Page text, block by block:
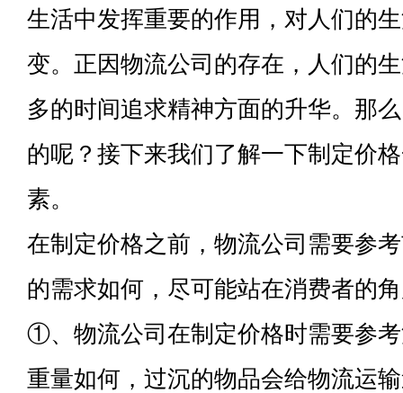
生活中发挥重要的作用，对人们的
变。正因物流公司的存在，人们的
多的时间追求精神方面的升华。那
的呢？接下来我们了解一下制定价
素。
在制定价格之前，物流公司需要参
的需求如何，尽可能站在消费者的
①、物流公司在制定价格时需要参
重量如何，过沉的物品会给物流运